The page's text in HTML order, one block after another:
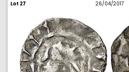
Lot 27 26/04/2017